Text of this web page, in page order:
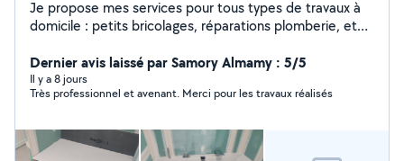
Je propose mes services pour tous types de travaux à
domicile : petits bricolages, réparations plomberie, et
vos besoins, je m'assure que chaque projet soit réalisé
avec soin. Devis gratuit
Dernier avis laissé par Samory Almamy : 5/5
Il y a 8 jours
Très professionnel et avenant. Merci pour les travaux réalisés